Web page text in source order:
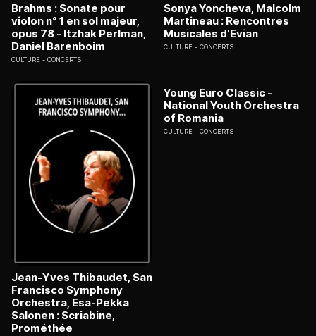
Brahms : Sonate pour
violon n° 1 en sol majeur,
opus 78 - Itzhak Perlman,
Daniel Barenboim
CULTURE CONCERTS
Sonya Yoncheva, Malcolm
Martineau : Rencontres
Musicales d'Evian
CULTURE CONCERTS
Jean-Yves Thibaudet, San
Francisco Symphony
Orchestra, Esa-Pekka
Salonen : Scriabine,
Prométhée
Young Euro Classic -
National Youth Orchestra
of Romania
CULTURE CONCERTS